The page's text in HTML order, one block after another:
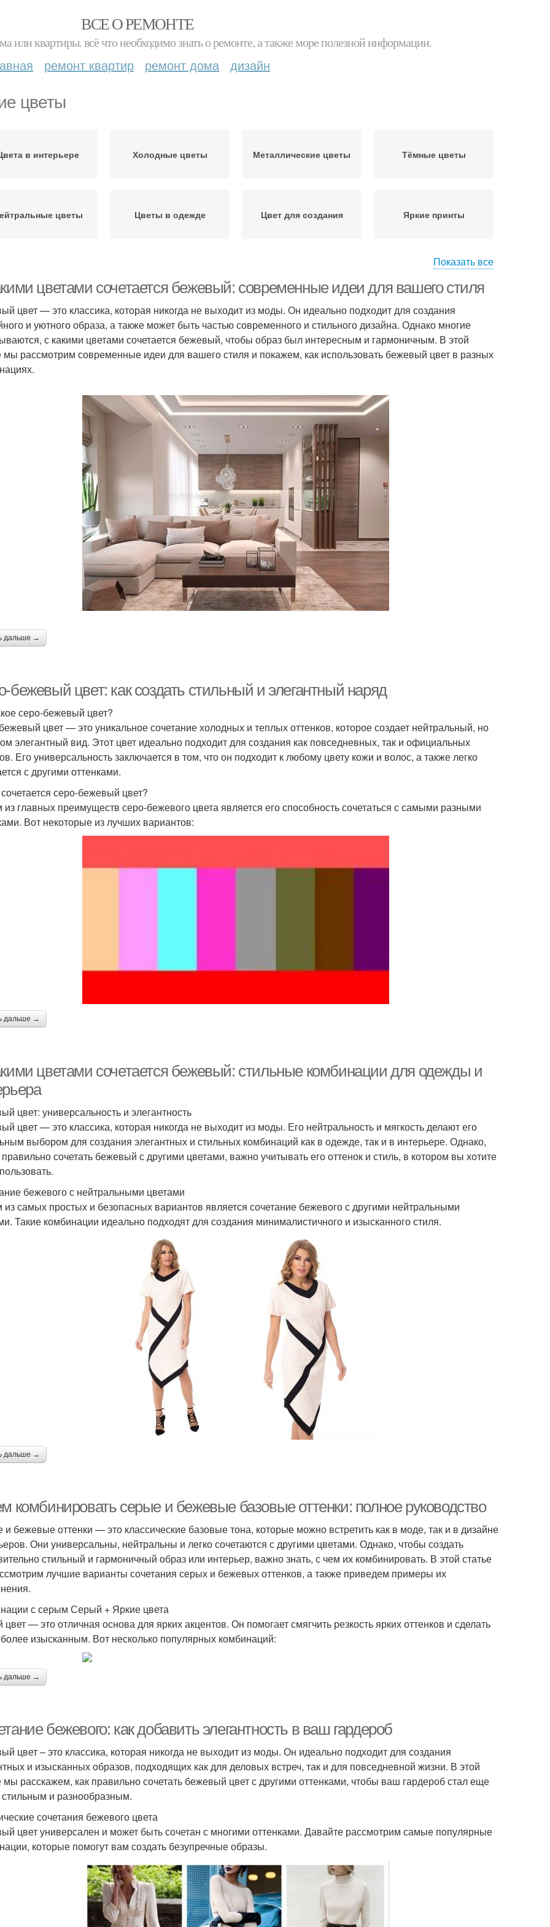
ВСЕ О РЕМОНТЕ
или квартиры. всё что необходимо знать о ремонте, а также море полезной информации.
ремонт квартир ремонт дома дизайн
цветы
в интерьере Холодные цветы Металлические цветы Тёмные цветы
цветы Цветы в одежде Цвет для создания Яркие принты
Яркие акценты Бежевые цветы
Цветы в деловой
одежде
Ткани из бежевого
цвета
Цветы в моде
минималистском
интерьере
Цвет в одежде Цветы в наряде
нейтральными цветами
Сочетание с яркими
цветами
Цветы в сочетании
Цвета с нейтральными
деталями
Яркие шарфы
для современного
Основные цветы Цвета для сочетания
комбинации
Цвета с пастельными
тонами
Цвета с узорами Яркий образ
Цветы с яркими
акцентами
Цвета с нейтральными
оттенками
Цветы для мягкого вида
Цветы в скандинавском
Показать все
цветами сочетается бежевый: современные идеи для вашего стиля
цвет — это классика, которая никогда не выходит из моды. Он идеально подходит для создания
и уютного образа, а также может быть частью современного и стильного дизайна. Однако многие
с какими цветами сочетается бежевый, чтобы образ был интересным и гармоничным. В этой
мы рассмотрим современные идеи для вашего стиля и покажем, как использовать бежевый цвет в разных
дальше →
бежевый цвет: как создать стильный и элегантный наряд
серо-бежевый цвет?
цвет — это уникальное сочетание холодных и теплых оттенков, которое создает нейтральный, но
элегантный вид. Этот цвет идеально подходит для создания как повседневных, так и официальных
Его универсальность заключается в том, что он подходит к любому цвету кожи и волос, а также легко
с другими оттенками.
серо-бежевый цвет?
главных преимуществ серо-бежевого цвета является его способность сочетаться с самыми разными
Вот некоторые из лучших вариантов:
дальше →
цветами сочетается бежевый: стильные комбинации для одежды и
цвет: универсальность и элегантность
цвет — это классика, которая никогда не выходит из моды. Его нейтральность и мягкость делают его
выбором для создания элегантных и стильных комбинаций как в одежде, так и в интерьере. Однако,
сочетать бежевый с другими цветами, важно учитывать его оттенок и стиль, в котором вы хотите
бежевого с нейтральными цветами
самых простых и безопасных вариантов является сочетание бежевого с другими нейтральными
Такие комбинации идеально подходят для создания минималистичного и изысканного стиля.
дальше →
комбинировать серые и бежевые базовые оттенки: полное руководство
бежевые оттенки — это классические базовые тона, которые можно встретить как в моде, так и в дизайне
Они универсальны, нейтральны и легко сочетаются с другими цветами. Однако, чтобы создать
стильный и гармоничный образ или интерьер, важно знать, с чем их комбинировать. В этой статье
лучшие варианты сочетания серых и бежевых оттенков, а также приведем примеры их
с серым Серый + Яркие цвета
— это отличная основа для ярких акцентов. Он помогает смягчить резкость ярких оттенков и сделать
изысканным. Вот несколько популярных комбинаций:
дальше →
бежевого: как добавить элегантность в ваш гардероб
цвет – это классика, которая никогда не выходит из моды. Он идеально подходит для создания
и изысканных образов, подходящих как для деловых встреч, так и для повседневной жизни. В этой
мы расскажем, как правильно сочетать бежевый цвет с другими оттенками, чтобы ваш гардероб стал еще
и разнообразным.
сочетания бежевого цвета
цвет универсален и может быть сочетан с многими оттенками. Давайте рассмотрим самые популярные
которые помогут вам создать безупречные образы.